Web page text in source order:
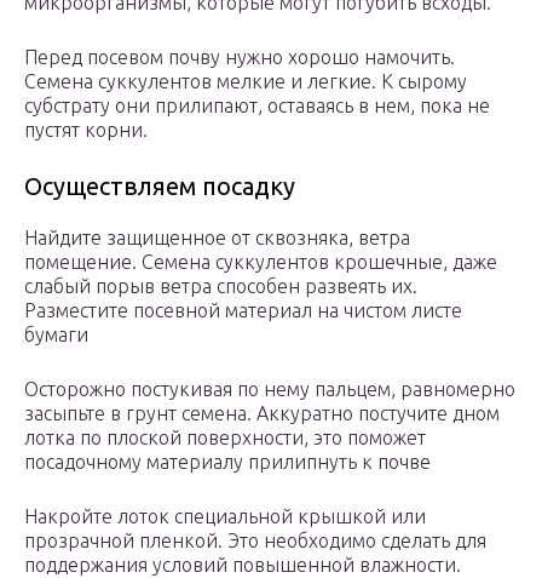
Перед посевом почву нужно хорошо намочить.
Семена суккулентов мелкие и легкие. К сырому
субстрату они прилипают, оставаясь в нем, пока не
пустят корни.
Осуществляем посадку
Найдите защищенное от сквозняка, ветра
помещение. Семена суккулентов крошечные, даже
слабый порыв ветра способен развеять их.
Разместите посевной материал на чистом листе
бумаги
Осторожно постукивая по нему пальцем, равномерно
засыпьте в грунт семена. Аккуратно постучите дном
лотка по плоской поверхности, это поможет
посадочному материалу прилипнуть к почве
Накройте лоток специальной крышкой или
прозрачной пленкой. Это необходимо сделать для
поддержания условий повышенной влажности.